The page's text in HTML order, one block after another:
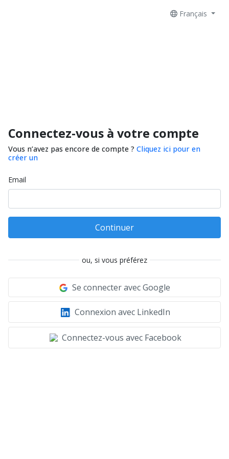
Français
Connectez-vous à votre compte
Vous n’avez pas encore de compte ? Cliquez ici pour en
créer un
Email
Continuer
ou, si vous préférez
Se connecter avec Google
Connexion avec LinkedIn
Connectez-vous avec Facebook